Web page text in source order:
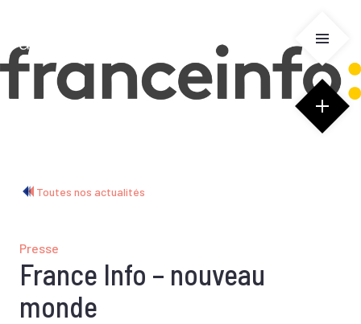
Toutes nos actualités
Presse
France Info – nouveau
monde